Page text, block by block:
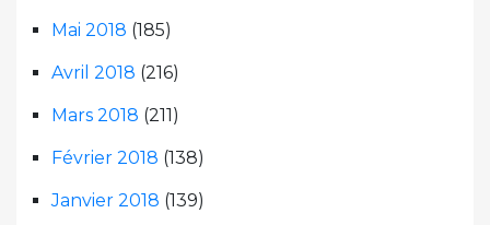
Mai 2018 (185)
Avril 2018 (216)
Mars 2018 (211)
Février 2018 (138)
Janvier 2018 (139)